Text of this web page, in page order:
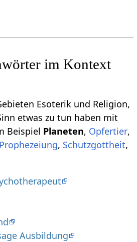
im Kontext
Esoterik und Religion,
etwas zu tun haben mit
zum Beispiel
,
,
,
,
Ausbildung